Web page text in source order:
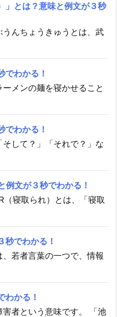
」とは？意味と例文が３秒
うんちょうきゅうとは、武
でわかる！
ーメンの麺を寝かせること
でわかる！
そして？」「それで？」な
例文が３秒でわかる！
（寝取られ）とは、「寝取
秒でわかる！
、若者言葉の一つで、情報
わかる！
害者という意味です。 「池